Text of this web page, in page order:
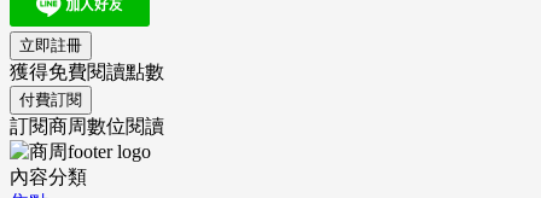
立即註冊
獲得免費閱讀點數
付費訂閱
訂閱商周數位閱讀
內容分類